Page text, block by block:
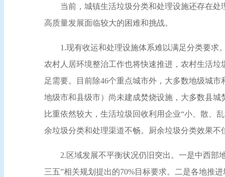
当前，城镇生活垃圾分类和处理设施还存在
高质量发展面临较大的困难和挑战。
1.现有收运和处理设施体系难以满足分类要求
农村人居环境整治工作也将快速推进，农村生活
足需要。目前除46个重点城市外，大多数地级城
地级市和县级市）尚未建成焚烧设施，大多数县
比重依然较大，生活垃圾回收利用企业“小、散、
余垃圾分类和处理渠道不畅。厨余垃圾分类效果
2.区域发展不平衡状况仍旧突出。一是中西部
三五”相关规划提出的70%目标要求。二是各地推